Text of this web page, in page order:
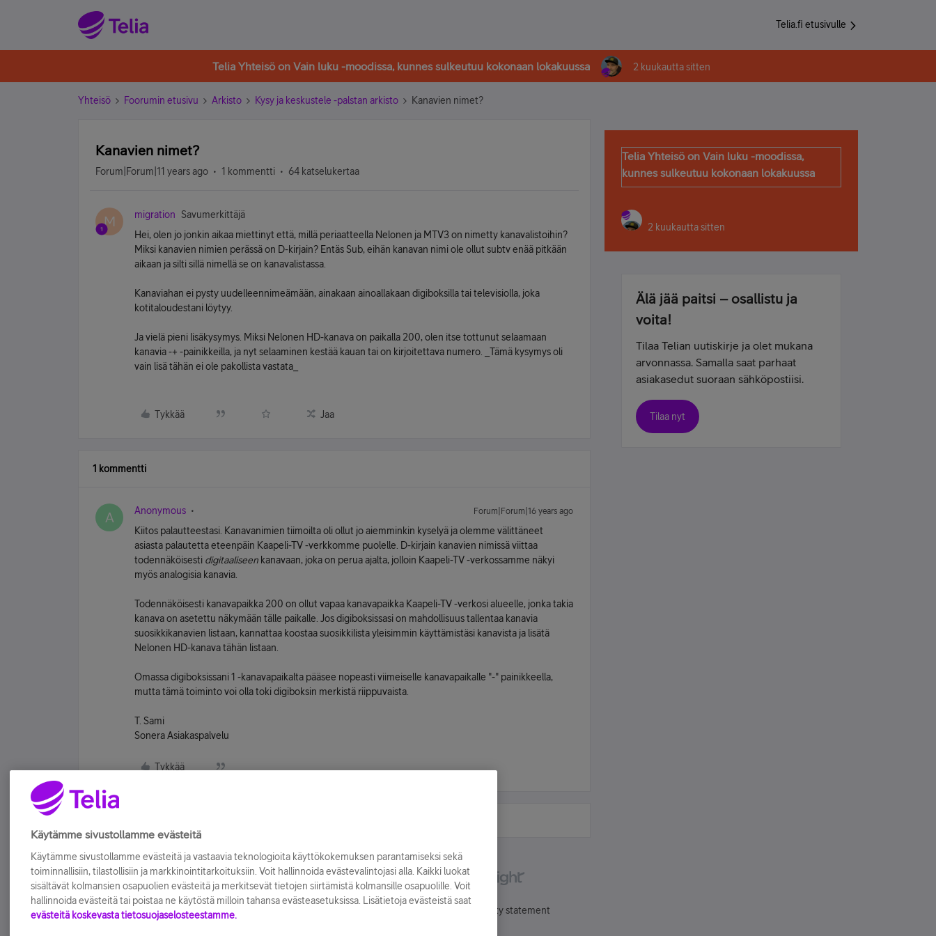
Telia.fi etusivulle
Telia Yhteisö on Vain luku -moodissa, kunnes sulkeutuu kokonaan lokakuussa 2 kuukautta sitten
Yhteisö Foorumin etusivu Arkisto Kysy ja keskustele -palstan arkisto Kanavien nimet?
Kanavien nimet?
Forum|Forum|11 years ago 1 kommentti 64 katselukertaa
M migration
Savumerkittäjä
Hei, olen jo jonkin aikaa miettinyt että, millä periaatteella Nelonen ja MTV3 on nimetty kanavalistoihin?
Miksi kanavien nimien perässä on D-kirjain? Entäs Sub, eihän kanavan nimi ole ollut subtv enää pitkään
aikaan ja silti sillä nimellä se on kanavalistassa.
Kanaviahan ei pysty uudelleennimeämään, ainakaan ainoallakaan digiboksilla tai televisiolla, joka
kotitaloudestani löytyy.
Ja vielä pieni lisäkysymys. Miksi Nelonen HD-kanava on paikalla 200, olen itse tottunut selaamaan
kanavia -+ -painikkeilla, ja nyt selaaminen kestää kauan tai on kirjoitettava numero. _Tämä kysymys oli
vain lisä tähän ei ole pakollista vastata_
Tykkää Jaa
1 kommentti
A Anonymous Forum|Forum|16 years ago
Kiitos palautteestasi. Kanavanimien tiimoilta oli ollut jo aiemminkin kyselyä ja olemme välittäneet
asiasta palautetta eteenpäin Kaapeli-TV -verkkomme puolelle. D-kirjain kanavien nimissä viittaa
todennäköisesti digitaaliseen kanavaan, joka on perua ajalta, jolloin Kaapeli-TV -verkossamme näkyi
myös analogisia kanavia.
Todennäköisesti kanavapaikka 200 on ollut vapaa kanavapaikka Kaapeli-TV -verkosi alueelle, jonka takia
kanava on asetettu näkymään tälle paikalle. Jos digiboksissasi on mahdollisuus tallentaa kanavia
suosikkikanavien listaan, kannattaa koostaa suosikkilista yleisimmin käyttämistäsi kanavista ja lisätä
Nelonen HD-kanava tähän listaan.
Omassa digiboksissani 1 -kanavapaikalta pääsee nopeasti viimeiselle kanavapaikalle "-" painikkeella,
mutta tämä toiminto voi olla toki digiboksin merkistä riippuvaista.
T. Sami
Sonera Asiakaspalvelu
Tykkää
Telia Yhteisö on Vain luku -moodissa,
kunnes sulkeutuu kokonaan lokakuussa
2 kuukautta sitten
Älä jää paitsi – osallistu ja
voita!
Tilaa Telian uutiskirje ja olet mukana
arvonnassa. Samalla saat parhaat
asiakasedut suoraan sähköpostiisi.
Tilaa nyt
Accessibility statement
Käytämme sivustollamme evästeitä
Käytämme sivustollamme evästeitä ja vastaavia teknologioita käyttökokemuksen parantamiseksi sekä
toiminnallisiin, tilastollisiin ja markkinointitarkoituksiin. Voit hallinnoida evästevalintojasi alla. Kaikki luokat
sisältävät kolmansien osapuolien evästeitä ja merkitsevät tietojen siirtämistä kolmansille osapuolille. Voit
hallinnoida evästeitä tai poistaa ne käytöstä milloin tahansa evästeasetuksissa. Lisätietoja evästeistä saat
evästeitä koskevasta tietosuojaselosteestamme.